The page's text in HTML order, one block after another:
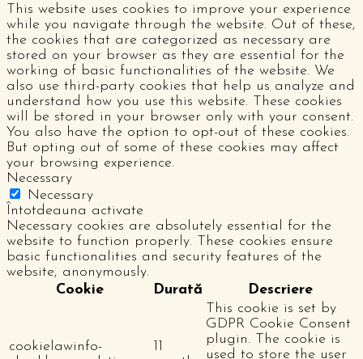
This website uses cookies to improve your experience
while you navigate through the website. Out of these,
the cookies that are categorized as necessary are
stored on your browser as they are essential for the
working of basic functionalities of the website. We
also use third-party cookies that help us analyze and
understand how you use this website. These cookies
will be stored in your browser only with your consent.
You also have the option to opt-out of these cookies.
But opting out of some of these cookies may affect
your browsing experience.
Necessary
Necessary
Întotdeauna activate
Necessary cookies are absolutely essential for the
website to function properly. These cookies ensure
basic functionalities and security features of the
website, anonymously.
Cookie
Durată Descriere
cookielawinfo-
11
This cookie is set by
GDPR Cookie Consent
plugin. The cookie is
used to store the user